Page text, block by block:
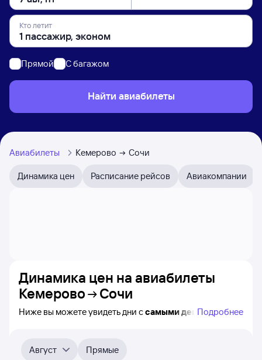
Кто летит
Прямой C багажом
Найти авиабилеты
Авиабилеты Кемерово Сочи
Динамика цен Расписание рейсов Авиакомпании
Динамика цен на авиабилеты
Кемерово
Сочи
Ниже вы можете увидеть дни ссамыми дешёвыми
на ближайшие месяцы. Выберите день, перейдите
по клику к поиску билетов на самолёт и получению
Подробнее
Август
Прямые